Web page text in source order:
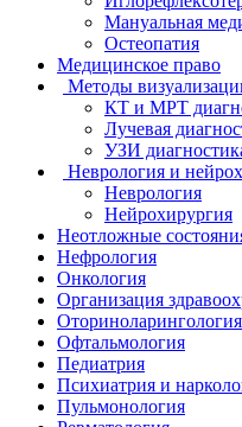
Мануальная
Остеопатия
Медицинское право
Методы
КТ и МРТ
Лучевая
УЗИ
Неврология и
Неврология
Нейрохирургия
Неотложные
Нефрология
Онкология
Организация
Оториноларингология
Офтальмология
Педиатрия
Психиатрия и
Пульмонология